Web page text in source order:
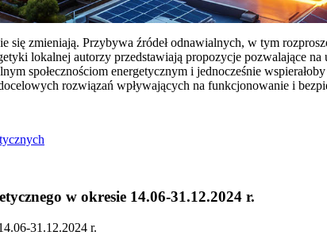
się zmieniają. Przybywa źródeł odnawialnych, w tym
lokalnej autorzy przedstawiają propozycje pozwalające
społecznościom energetycznym i jednocześnie
rozwiązań wpływających na funkcjonowanie i
w okresie 14.06-31.12.2024 r.
31.12.2024 r.